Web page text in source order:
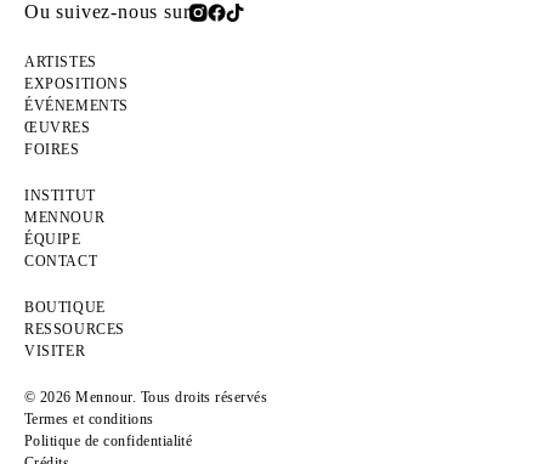
Ou suivez-nous sur
ARTISTES
EXPOSITIONS
ÉVÉNEMENTS
ŒUVRES
FOIRES
INSTITUT
MENNOUR
ÉQUIPE
CONTACT
BOUTIQUE
RESSOURCES
VISITER
© 2026 Mennour. Tous droits réservés
Termes et conditions
Politique de confidentialité